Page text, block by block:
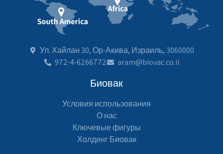
Ул. Хайлан 30, Ор-Акива, Израиль, 3060000
972-4-6266772
aram@biovac.co.il
Биовак
Условия использования
О нас
Ключевые фигуры
Холдинг Биовак